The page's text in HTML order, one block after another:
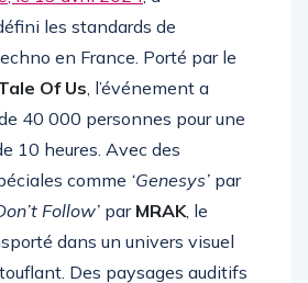
, le 13 avril 2024, a
les standards de
en France. Porté par le
Tale Of Us , l’événement a
40 000 personnes pour une
10 heures. Avec des
comme‘Genesys’
Follow’ parMRAK , le
dans un univers visuel